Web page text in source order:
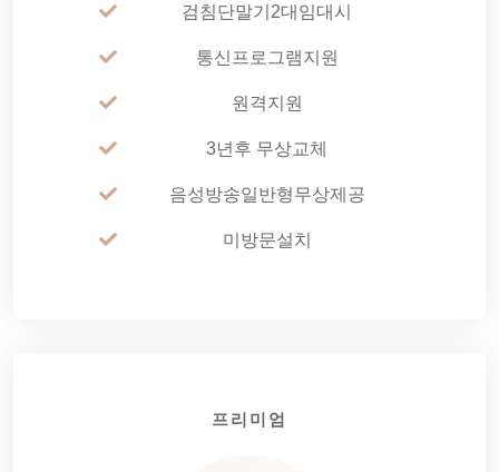
검침단말기2대임대시
통신프로그램지원
원격지원
3년후 무상교체
음성방송일반형무상제공
미방문설치
프리미엄